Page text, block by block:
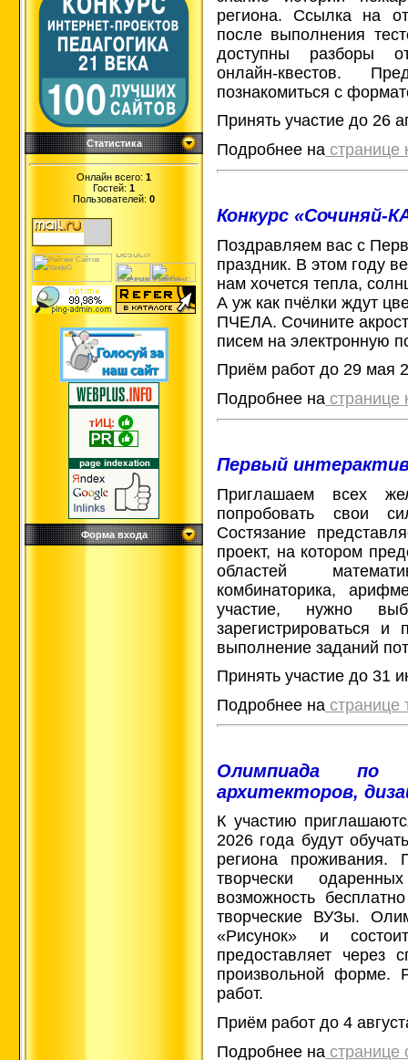
Статистика
Онлайн всего: 1
Гостей: 1
Пользователей: 0
Форма входа
региона. Ссылка на
после выполнения
доступны разборы
онлайн-квестов.
познакомиться с
Принять участие до 26
Подробнее на странице
Конкурс «Сочиняй-
Поздравляем вас с
праздник. В этом году
нам хочется тепла,
А уж как пчёлки ждут
ПЧЕЛА. Сочините
писем на электронную
Приём работ до 29 мая
Подробнее на странице
Первый
Приглашаем всех
попробовать свои
Состязание
проект, на котором
областей
комбинаторика,
участие, нужно
зарегистрироваться
выполнение заданий
Принять участие до 31
Подробнее на странице
Олимпиада по
архитекторов,
К участию
2026 года будут
региона проживания.
творчески
возможность
творческие ВУЗы.
«Рисунок» и
предоставляет через
произвольной форме.
работ.
Приём работ до 4
Подробнее на